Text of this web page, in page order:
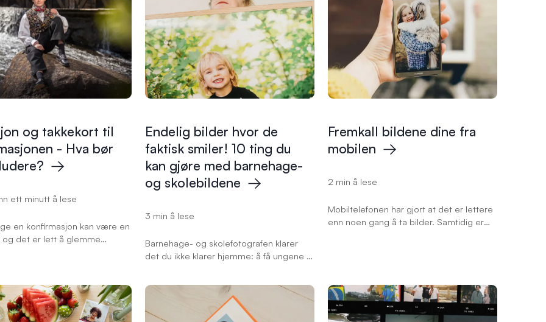
en tidløs skatt som bevarer
bryllupsbilder, feriebilder
– og reflekterer
følelser. Perfekt for å bevare
fotoopplevelser.
og takkekort til
- Hva bør
ett minutt å lese
en konfirmasjon kan være en
og det er lett å glemme
informasjon. Her er noen tips
at dine invitasjoner og
informative og personlige.
Endelig bilder hvor de
faktisk smiler! 10 ting du
kan gjøre med barnehage-
og skolebildene
3 min å lese
Barnehage- og skolefotografen klarer
det du ikke klarer hjemme: å få ungene til
Fremkall bildene dine fra
mobilen
2 min å lese
Mobiltelefonen har gjort at det er lettere
enn noen gang å ta bilder. Samtidig er
du glede deg med minner som varer i
generasjoner.